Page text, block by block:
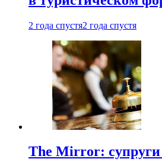
2 года спустя2 года спустя
The Mirror: супруги